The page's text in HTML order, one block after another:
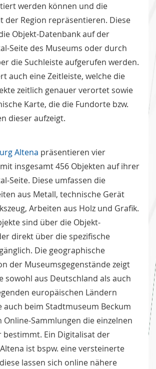
werden können und die
der Region repräsentieren. Diese
Objekt-Datenbank auf der
Seite des Museums oder durch
die Suchleiste aufgerufen werden.
auch eine Zeitleiste, welche die
zeitlich genauer verortet sowie
Karte, die die Fundorte bzw.
dieser aufzeigt.
Altena präsentieren vier
insgesamt 456 Objekten auf ihrer
Seite. Diese umfassen die
aus Metall, technische Gerät
Arbeiten aus Holz und Grafik.
sind über die Objekt-
direkt über die spezifische
Die geographische
der Museumsgegenstände zeigt
sowohl aus Deutschland als auch
europäischen Ländern
auch beim Stadtmuseum Beckum
Online-Sammlungen die einzelnen
bestimmt. Ein Digitalisat der
ist bspw. eine versteinerte
lassen sich online nähere